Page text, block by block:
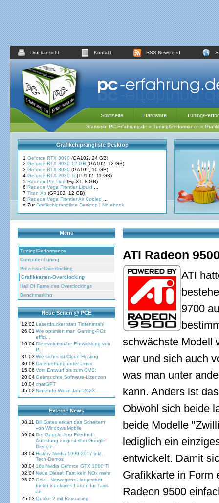
Druckansicht Kontakt RSS-Newsfeed
Startseite Hardware Tuning/
Startseite PC-Erfahrung.de » Tuning/Performance »
Grafikchiprangliste Desktop
1 Geforce RTX 3090 (GA102, 24 GB)
2 Geforce RTX 3080 12 GB (GA102, 12 GB)
3 Geforce RTX 3080 (GA102, 10 GB)
4 Geforce RTX 2080 Ti (TU102, 11 GB)
5 Radeon Pro Duo (Fiji XT, 8 GB)
6 Radeon Vega Frontier Liquid
7 Titan Xp (GP102, 12 GB)
8 Radeon Vega Frontier Air Cooled
» ZurGrafikchiprangliste Desktop | Notebook
Menü
Tuning/Performance
Computer-Tuning
Prozessor-Overclocking
Grafikkarten-Overclocking
Hall Of Fame des Overclockings
Benchmarking
Neue Seiten @ PCE
12.02 Laserdrucker statt Tintenstrahl
26.01 Wie optimiert man Gaming-PCs
effizi...
16.04Die evolutionäre Entwicklung von
P...
31.03 Wie sicher ist Cloud-Hosting
30.08 Datenrettung unter Linux
15.06 Vom Entwurf bis zum CMS:
20.04Gebrauchte Software-Lizenzen
10.04chatGPT
05.02 Nintendo Wii im Jahr 2023
Externe News
08.11 Bill Gates erklärt das Scheitern
von Windows Mobile
09.04Der Google-App Friedhof -
Auflistung eingestellter Google-
Dienste
08.04History Nvidia 1999-2017 inkl.
Tech-Demos
08.04 16x Nvidia Geforce GTX 1080 Ti
02.04Neue Diesel: Fast kein NOx mehr
25.03 Oslo - Norwegens Hauptstadt
bietet induktives Laden für Taxis
an
25.03 Quake 2 mit Raytracing
ATI Radeon
ATI
9700
schwächste Modell
war und sich auch
was man unter
kann. Anders ist
Obwohl sich beide
beide Modelle
lediglich ein
entwickelt. Damit
Grafikkarte in Form
Radeon 9500